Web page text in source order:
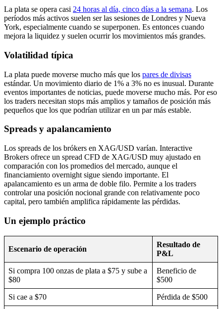
La plata se opera casi 24 horas al día, cinco días a la semana. Los
períodos más activos suelen ser las sesiones de Londres y Nueva
York, especialmente cuando se superponen. Es entonces cuando
mejora la liquidez y suelen ocurrir los movimientos más grandes.
Volatilidad típica
La plata puede moverse mucho más que los pares de divisas
estándar. Un movimiento diario de 1% a 3% no es inusual. Durante
eventos importantes de noticias, puede moverse mucho más. Por eso
los traders necesitan stops más amplios y tamaños de posición más
pequeños que los que podrían utilizar en un par más estable.
Spreads y apalancamiento
Los spreads de los brókers en XAG/USD varían. Interactive
Brokers ofrece un spread CFD de XAG/USD muy ajustado en
comparación con los promedios del mercado, aunque el
financiamiento overnight sigue siendo importante. El
apalancamiento es un arma de doble filo. Permite a los traders
controlar una posición nocional grande con relativamente poco
capital, pero también amplifica rápidamente las pérdidas.
Un ejemplo práctico
Escenario de operación
Resultado de
P&L
Si compra 100 onzas de plata a $75 y sube a
$80
Beneficio de
$500
Si cae a $70 Pérdida de $500